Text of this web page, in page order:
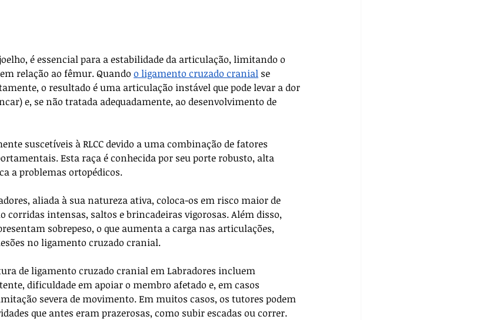
é essencial para a estabilidade da articulação, limitando o
relação ao fêmur. Quando o ligamento cruzado cranial se
o resultado é uma articulação instável que pode levar a dor
e, se não tratada adequadamente, ao desenvolvimento de
suscetíveis à RLCC devido a uma combinação de fatores
Esta raça é conhecida por seu porte robusto, alta
a problemas ortopédicos.
aliada à sua natureza ativa, coloca-os em risco maior de
corridas intensas, saltos e brincadeiras vigorosas. Além disso,
sobrepeso, o que aumenta a carga nas articulações,
no ligamento cruzado cranial.
de ligamento cruzado cranial em Labradores incluem
dificuldade em apoiar o membro afetado e, em casos
severa de movimento. Em muitos casos, os tutores podem
que antes eram prazerosas, como subir escadas ou correr.